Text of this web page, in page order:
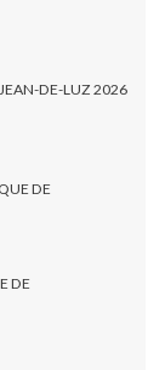
DE-LUZ 2026
DE
DE